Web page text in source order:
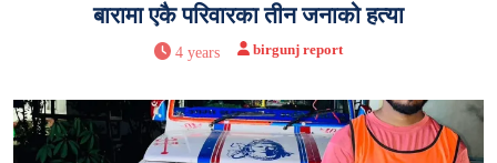
बारामा एकै परिवारका तीन जनाको हत्या
4 years birgunj report